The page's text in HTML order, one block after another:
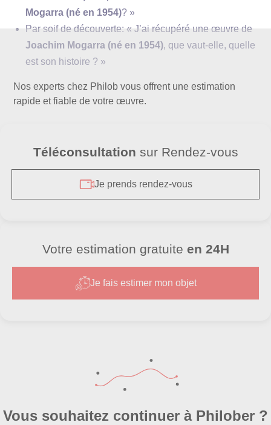
Mogarra (né en 1954)? »
Par soif de découverte: « J’ai récupéré une œuvre de
Joachim Mogarra (né en 1954), que vaut-elle, quelle
est son histoire ? »
Nos experts chez Philob vous offrent une estimation
rapide et fiable de votre œuvre.
Téléconsultation sur Rendez-vous
Je prends rendez-vous
Votre estimation gratuite en 24H
Je fais estimer mon objet
Vous souhaitez continuer à Philober ?